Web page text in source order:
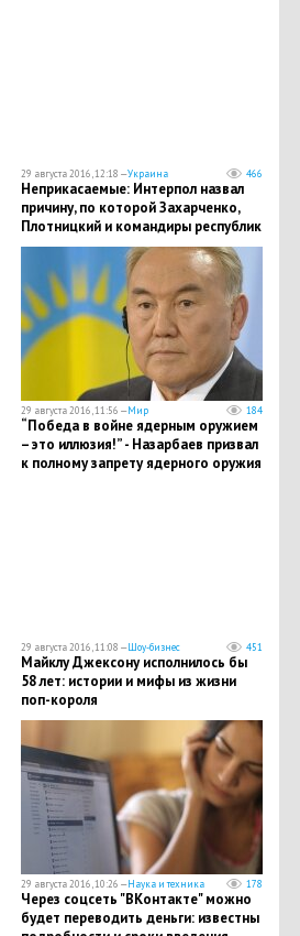
29 августа 2016, 12:18 —Украина 466
Неприкасаемые: Интерпол назвал
причину, по которой Захарченко,
Плотницкий и командиры республик
не попадут в розыск
29 августа 2016, 11:56 —Мир 184
“Победа в войне ядерным оружием
– это иллюзия!” - Назарбаев призвал
к полному запрету ядерного оружия
29 августа 2016, 11:08 —Шоу-бизнес 451
Майклу Джексону исполнилось бы
58 лет: истории и мифы из жизни
поп-короля
29 августа 2016, 10:26 —Наука и техника 178
Через соцсеть "ВКонтакте" можно
будет переводить деньги: известны